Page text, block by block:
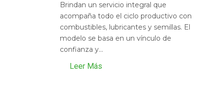
Brindan un servicio integral que
acompaña todo el ciclo productivo con
combustibles, lubricantes y semillas. El
modelo se basa en un vínculo de
confianza y...
Leer Más